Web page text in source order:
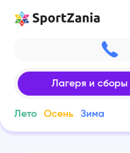
Лагеря и сборы
Лето Осень Зима